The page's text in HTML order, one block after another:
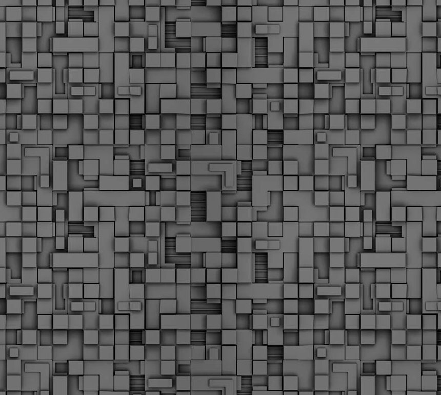
σε δήμους της χώρας. Το Dimastin, αναζητεί σχετικό
φωτογραφικό υλικό στο διαδίκτυο και σας το παρουσιάζει σε
αυτή την ανάρτηση. Επίσης, σας καλούμε, αν διαπιστώσετε ότι
μας έχουν "ξεφύγει" ορκωμοσίες, μπορείτε να στέλνετε το
φωτογραφικό τους υλικό στο dimasthes@gmail.gr ώστε να το
δημοσιεύουμε εδώ, άμεσα.
MAR
Θεσσαλονίκη: Ορκίστηκαν οι 75 νέοι δημοτικοί
αστυνομικοί – Τι τους ζήτησε ο Αγγελούδης
Ενισχύεται το έργο της δημοτικής αστυνομίας στο δήμο
Θεσσαλονίκης καθώς το πρωί της Τετάρτης 18 Μαρτίου
ορκίστηκαν οι 75 νέοι δημοτικοί αστυνομικοί.
«Με αυτούς, σε λίγους μήνες αποκτά ένα ισχυρό σώμα η
δημοτική αστυνομία. Θα είναι πιο κοντά στον πολίτη. Είχα την
ευκαιρία να είμαι σήμερα στην ορκωμοσία τους.
MAR
Ξεκίνησαν εδώ και μια εβδομάδα οι αφίξεις των
νεοπροσληφθέντων Δημοτικών Αστυνομικών στους
δήμους και οι ορκωμοσίες τους - Πλήρες
Μεγάλες μέρες ζει ο "οργανισμός" της Δημοτικής Αστυνομίας!
Να θυμίσουμε ότι κανονικές προσλήψεις στην Δημοτική
Αστυνομία έχουν να γίνουν από το 2010. Δεκαέξι ολόκληρα
χρόνια! Και βέβαια, ακόμη και με αυτές τις προσλήψεις, δεν
φτάνουμε ούτε τα 2/3 των Δημοτικών Αστυνομικών που
υπηρετούσαν το 2013 προ της κατάργησης της υπηρεσίας με
απόφαση του σημερινού πρωθυπουργού Κυριάκου Μητσοτάκη. Ας
είναι...
2
Δημοτική Αστυνομία Θεσσαλονίκης: Διμηνιαίος
απολογισμός ελέγχων τήρησης νομοθεσίας
Τον απολογισμό των δράσεων ελέγχου για τα ζώα συντροφιάς
κατά το δίμηνο Ιανουαρίου – Φεβρουαρίου 2026 παρουσιάζει η
Δημοτική Αστυνομία Θεσσαλονίκης, με στόχο την προστασία των
ζώων και την ομαλή συμβίωση στην πόλη.